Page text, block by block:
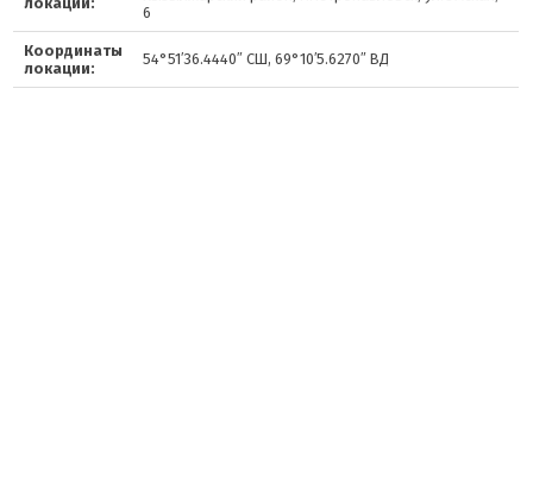
6
Координаты
локации:
54°51′36.4440″ СШ, 69°10′5.6270″ ВД